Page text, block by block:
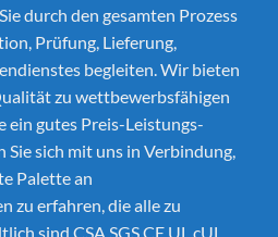
durch den gesamten Prozess
Prüfung, Lieferung,
begleiten. Wir bieten
zu wettbewerbsfähigen
ein gutes Preis-Leistungs-
Sie sich mit uns in Verbindung,
Palette an
zu erfahren, die alle zu
sind.CSA SGS CE UL cUL